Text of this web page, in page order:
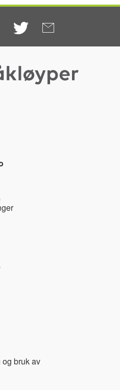
Facebook
Twitter
bruk av